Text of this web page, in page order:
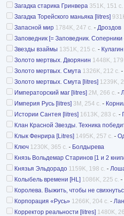
Загадка старика Гринвера 351K, 151 с.
Загадка Торейского маньяка [litres]
Запасной мир 1784K, 247 с. - Дроздов
Заповедник [= Заповедник. Соперники
Звезды взаймы 1351K, 215 с. - Кулагин
Золото мертвых. Дворянин 1448K, 179
Золото мертвых. Смута 1326K, 212 с. -
Золото мертвых. Смута [litres] 1239K,
Императорский маг [litres] 2M, 266 с. -
Империя Русь [litres] 3M, 254 с. -
Истории Сантея [litres] 1613K, 283 с. -
Клан Красной Звезды. Техника
Клык Фенрира [Litres] 1495K, 257 с. -
Ключ 1230K, 365 с. - Болдырева
Князь Вольдемар Старинов [1 и 2
Князья Эльдорадо 1159K, 198 с. -
Колыбель времени [HL] 1086K, 225 с. -
Королева. Выжить, чтобы не
Корпорация «Русь» 1266K, 204 с. -
Корректор реальности [litres] 1480K,